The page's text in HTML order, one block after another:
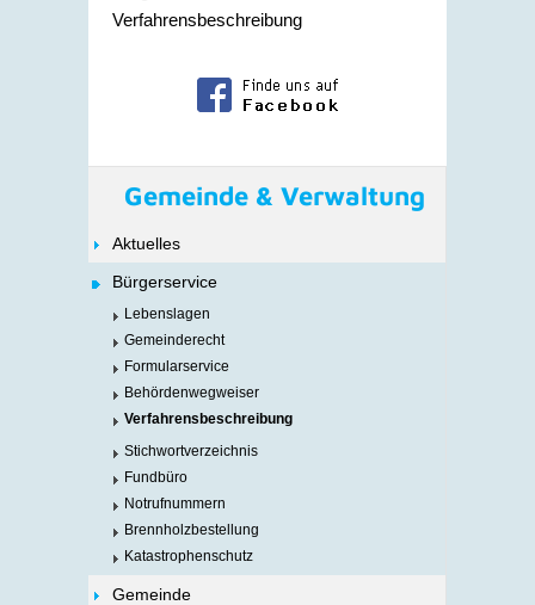
Verfahrensbeschreibung
Gemeinde & Verwaltung
Aktuelles
Bürgerservice
Lebenslagen
Gemeinderecht
Formularservice
Behördenwegweiser
Verfahrensbeschreibung
Stichwortverzeichnis
Fundbüro
Notrufnummern
Brennholzbestellung
Katastrophenschutz
Gemeinde